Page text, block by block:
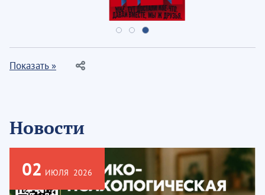
Показать »
Новости
02 ИЮЛЯ 2026